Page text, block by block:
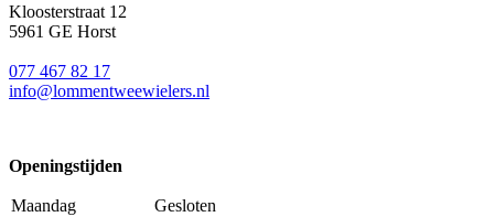
Kloosterstraat 12
5961 GE Horst
077 467 82 17
info@lommentweewielers.nl
Openingstijden
Maandag
Gesloten